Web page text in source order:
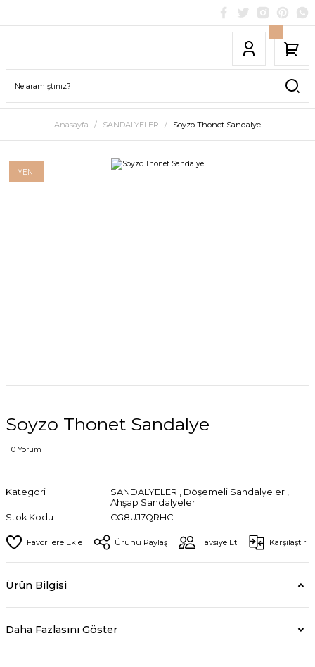
Anasayfa SANDALYELER Soyzo Thonet Sandalye
YENİ
Soyzo Thonet Sandalye
0 Yorum
Kategori SANDALYELER , Döşemeli Sandalyeler ,
Ahşap Sandalyeler
Stok Kodu
CG8UJ7QRHC
Ürünü Paylaş Tavsiye Et Karşılaştır
Ürün Bilgisi
Daha Fazlasını Göster